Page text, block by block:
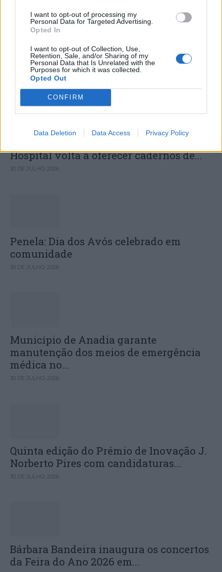
I want to opt-out of processing my
Personal Data for Targeted Advertising.
Opted In
I want to opt-out of Collection, Use,
Retention, Sale, and/or Sharing of my
Personal Data that Is Unrelated with the
Purposes for which it was collected.
Opted Out
CONFIRM
Data Deletion Data Access Privacy Policy
Município de Góis entrega Kits
Comunitários às famílias no âmbito do...
30 DE JULHO, 2026
Hospital volta a oferecer cadernos de...
30 DE JULHO, 2026
Penela: Dia dos Avós celebrado em
comunidade
30 DE JULHO, 2026
Município de Anadia garante
manutenção dos meios de emergência
médica no...
30 DE JULHO, 2026
Quinta edição do Prémio de Inovação J.
Norberto Pires com candidaturas...
30 DE JULHO, 2026
Bárbara Bandeira inaugura os concertos
da Feira do Ano 2026 em...